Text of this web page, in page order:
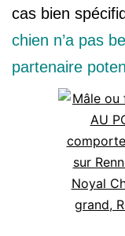
cas bien
chien n’a pas
partenaire